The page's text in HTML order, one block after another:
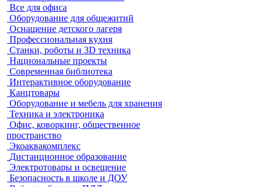
Все для офиса
Оборудование для общежитий
Оснащение детского лагеря
Профессиональная кухня
Станки, роботы и 3D техника
Национальные проекты
Современная библиотека
Интерактивное оборудование
Канцтовары
Оборудование и мебель для хранения
Техника и электроника
Офис, коворкинг, общественное
пространство
Экоаквакомплекс
Дистанционное образование
Электротовары и освещение
Безопасность в школе и ДОУ